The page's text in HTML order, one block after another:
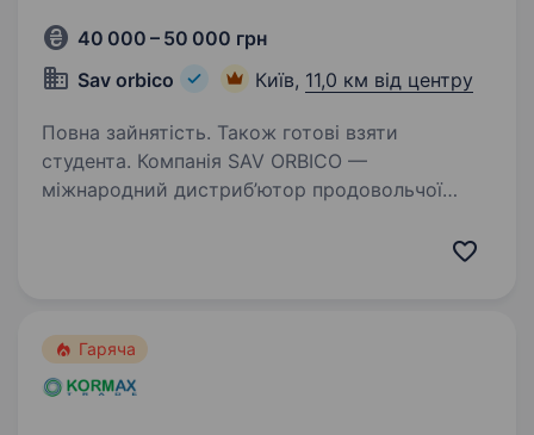
40 000 – 50 000 грн
Sav orbico
Київ, 11,0 км від центру
Повна зайнятість. Також готові взяти
студента. Компанія SAV ORBICO —
міжнародний дистриб’ютор продовольчої
Гаряча